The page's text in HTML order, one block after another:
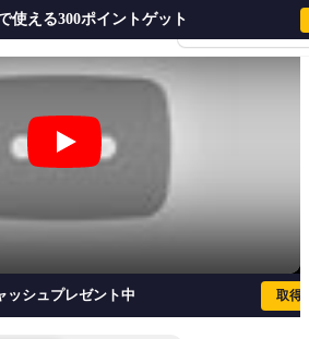
会員登録・ログイ
使える300ポイントゲット
O.D. / Polyphia Intro Riff TAB
ッシュプレゼント中 取得